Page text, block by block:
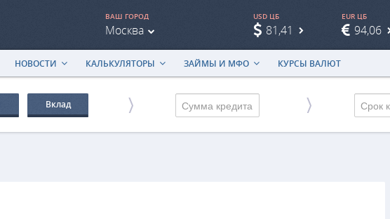
НОВОСТИ КАЛЬКУЛЯТОРЫ ЗАЙМЫ И МФО КУРСЫ ВАЛЮТ
ВАШ ГОРОД
Москва
USD ЦБ
81,41
EUR ЦБ
94,06
Вклад Срок